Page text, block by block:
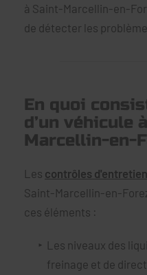
à Saint-Marcellin-en-
de détecter les
En quoi
d’un véhicule
Marcellin-en-
Les contrôles
Saint-Marcellin-en-
ces éléments :
Les niveaux des
freinage et de